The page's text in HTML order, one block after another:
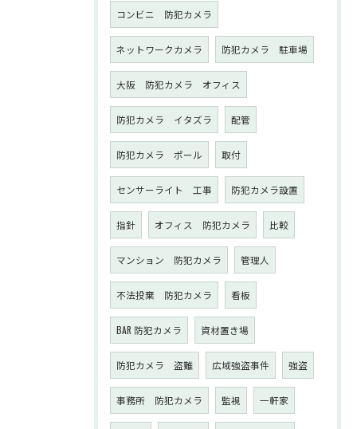
コンビニ 防犯カメラ
ネットワークカメラ 防犯カメラ 駐車場
大阪 防犯カメラ オフィス
防犯カメラ イタズラ 配管
防犯カメラ ポール 取付
センサーライト 工事 防犯カメラ設置
指針 オフィス 防犯カメラ 比較
マンション 防犯カメラ 管理人
不法投棄 防犯カメラ 看板
BAR 防犯カメラ 資材置き場
防犯カメラ 盗難 広域強盗事件 強盗
事務所 防犯カメラ 監視 一軒家